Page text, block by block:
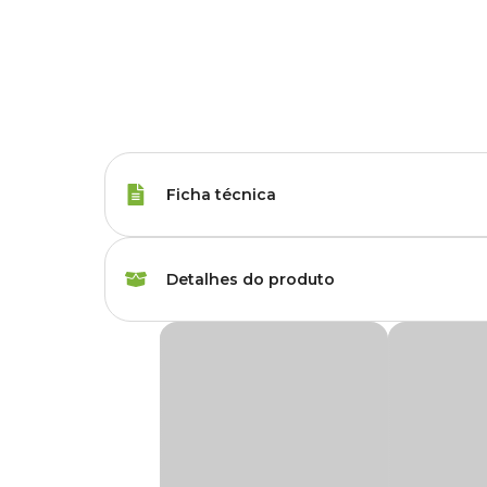
Ficha técnica
Sabor do Petisco Menta
Detalhes do produto